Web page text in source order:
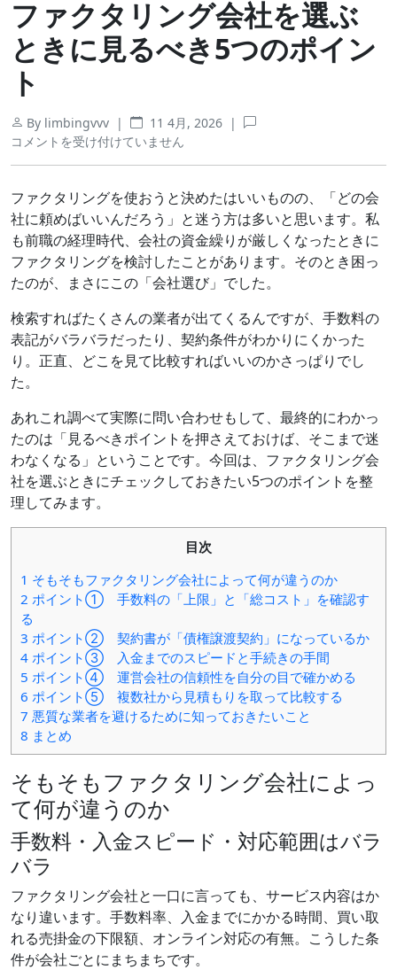
ファクタリング会社を選ぶ
ときに見るべき5つのポイン
ト
By limbingvvv | 11 4月, 2026 |
フ
タ
リ
ン
グ
会
社
選
ぶ
と
き
見
る
べ
き
5
つ
の
ト
コメントを受け付けていません
ファクタリングを使おうと決めたはいいものの、「どの会
社に頼めばいいんだろう」と迷う方は多いと思います。私
も前職の経理時代、会社の資金繰りが厳しくなったときに
ファクタリングを検討したことがあります。そのとき困っ
たのが、まさにこの「会社選び」でした。
検索すればたくさんの業者が出てくるんですが、手数料の
表記がバラバラだったり、契約条件がわかりにくかった
り。正直、どこを見て比較すればいいのかさっぱりでし
た。
あれこれ調べて実際に問い合わせもして、最終的にわかっ
たのは「見るべきポイントを押さえておけば、そこまで迷
わなくなる」ということです。今回は、ファクタリング会
社を選ぶときにチェックしておきたい5つのポイントを整
理してみます。
目次
1 そもそもファクタリング会社によって何が違うのか
2 ポイント① 手数料の「上限」と「総コスト」を確認す
る
3 ポイント② 契約書が「債権譲渡契約」になっているか
4 ポイント③ 入金までのスピードと手続きの手間
5 ポイント④ 運営会社の信頼性を自分の目で確かめる
6 ポイント⑤ 複数社から見積もりを取って比較する
7 悪質な業者を避けるために知っておきたいこと
8 まとめ
そもそもファクタリング会社によっ
て何が違うのか
手数料・入金スピード・対応範囲はバラ
バラ
ファクタリング会社と一口に言っても、サービス内容はか
なり違います。手数料率、入金までにかかる時間、買い取
れる売掛金の下限額、オンライン対応の有無。こうした条
件が会社ごとにまちまちです。